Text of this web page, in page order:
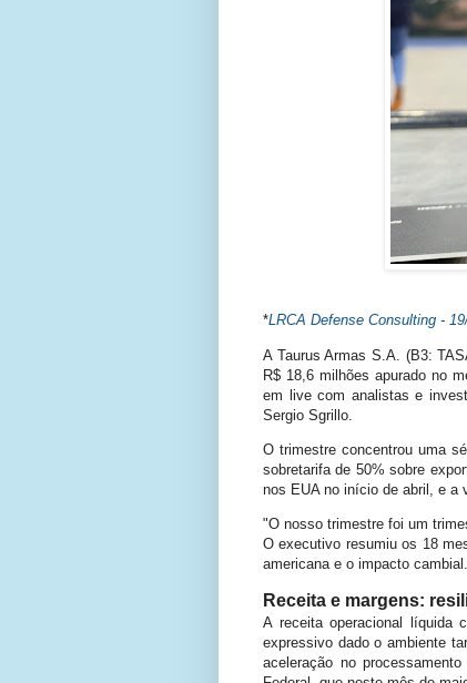
*LRCA Defense Consulting -
A Taurus Armas S.A. (B3:
R$ 18,6 milhões apurado no
em live com analistas e
Sergio Sgrillo.
O trimestre concentrou uma
sobretarifa de 50% sobre
nos EUA no início de abril, e a
"O nosso trimestre foi um
O executivo resumiu os 18
americana e o impacto
Receita e margens:
A receita operacional líquida
expressivo dado o ambiente
aceleração no